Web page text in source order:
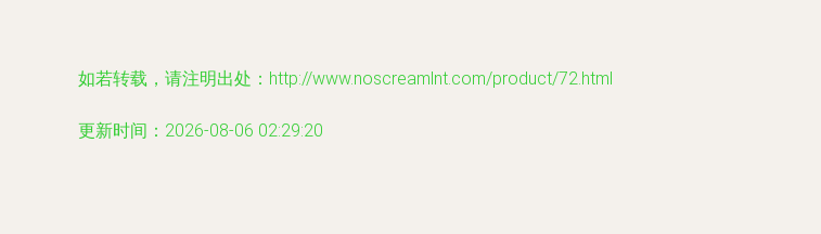
如若转载，请注明出处：http://www.noscreamlnt.com/product/72.html
更新时间：2026-08-06 02:29:20